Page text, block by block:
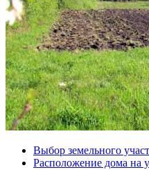
Выбор земельного
Расположение дома на